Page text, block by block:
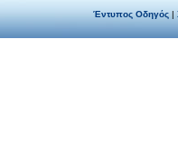
Έντυπος Οδηγός|